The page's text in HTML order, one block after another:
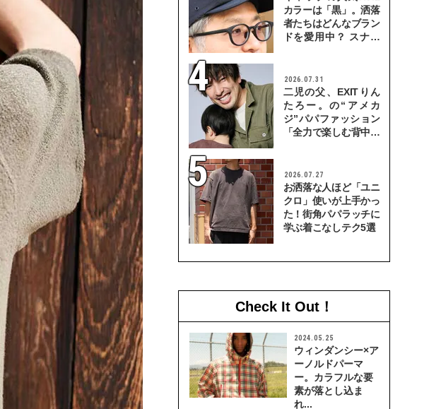
カラーは「黒」。洒落
者たちはどんなブラン
ドを愛用中？ スナッ
2026.07.31
二児の父、EXITりん
たろー。の“アメカ
ジ”パパファッション
「全力で楽しむ背中を
2026.07.27
お洒落な人ほど「ユニ
クロ」使いが上手かっ
た！街角パパラッチに
学ぶ着こなしテク5選
Check It Out！
2024.05.25
ウィンダンシー×ア
ーノルドパーマ
ー。カラフルな要
素が落とし込ま
れ...